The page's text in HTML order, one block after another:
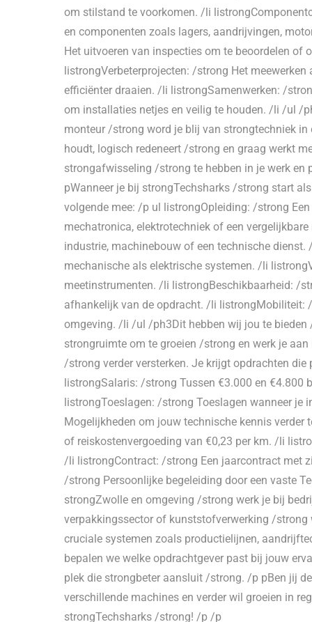
om stilstand te voorkomen. /li
en componenten zoals lagers, aandrijvingen,
Het uitvoeren van inspecties om te beoordelen of
listrongVerbeterprojecten: /strong Het
efficiënter draaien. /li listrongSamenwerken: /
om installaties netjes en veilig te houden. /li /ul /
monteur /strong word je blij van strongtechniek
houdt, logisch redeneert /strong en graag werkt
strongafwisseling /strong te hebben in je werk
pWanneer je bij strongTechsharks /strong start
volgende mee: /p ul listrongOpleiding: /strong
mechatronica, elektrotechniek of een
industrie, machinebouw of een technische
mechanische als elektrische systemen. /li
meetinstrumenten. /li listrongBeschikbaarheid: /
afhankelijk van de opdracht. /li listrongMobiliteit:
omgeving. /li /ul /ph3Dit hebben wij jou te
strongruimte om te groeien /strong en werk je
/strong verder versterken. Je krijgt opdrachten
listrongSalaris: /strong Tussen €3.000 en €4.800
listrongToeslagen: /strong Toeslagen wanneer
Mogelijkheden om jouw technische kennis
of reiskostenvergoeding van €0,23 per km. /li
/li listrongContract: /strong Een jaarcontract met
/strong Persoonlijke begeleiding door een vaste
strongZwolle en omgeving /strong werk je bij
verpakkingssector of kunststofverwerking /
cruciale systemen zoals productielijnen,
bepalen we welke opdrachtgever past bij jouw
plek die strongbeter aansluit /strong. /p pBen jij
verschillende machines en verder wil groeien in
strongTechsharks /strong! /p /p